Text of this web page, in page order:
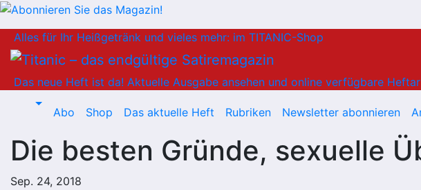
Inhalt
springen
Alles für Ihr Heißgetränk und vieles mehr: im TITANIC-Shop
Das neue Heft ist da! Aktuelle Ausgabe ansehen und online verfügbare
Abo Shop Das aktuelle Heft Rubriken Newsletter abonnieren
Die besten Gründe, sexuelle
Sep. 24, 2018